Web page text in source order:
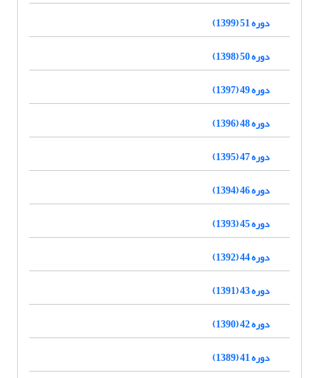
دوره 51 (1399)
دوره 50 (1398)
دوره 49 (1397)
دوره 48 (1396)
دوره 47 (1395)
دوره 46 (1394)
دوره 45 (1393)
دوره 44 (1392)
دوره 43 (1391)
دوره 42 (1390)
دوره 41 (1389)